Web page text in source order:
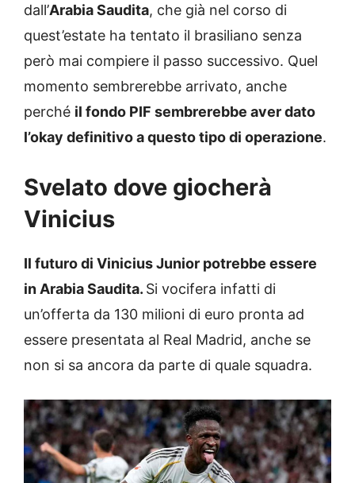
dall’Arabia Saudita, che già nel corso di
quest’estate ha tentato il brasiliano senza
però mai compiere il passo successivo. Quel
momento sembrerebbe arrivato, anche
perché il fondo PIF sembrerebbe aver dato
l’okay definitivo a questo tipo di operazione.
Svelato dove giocherà
Vinicius
Il futuro di Vinicius Junior potrebbe essere
in Arabia Saudita. Si vocifera infatti di
un’offerta da 130 milioni di euro pronta ad
essere presentata al Real Madrid, anche se
non si sa ancora da parte di quale squadra.